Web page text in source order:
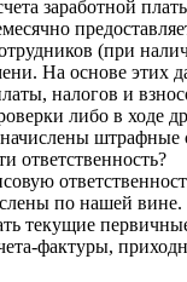
заработной
(при
На основе этих
налогов и
либо в ходе
штрафные
ответственность?
по нашей вине.
текущие
фактуры,